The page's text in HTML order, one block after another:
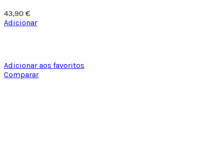
Adicionar aos favoritos
Comparar
43,90 €
Adicionar